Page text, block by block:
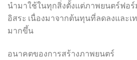
นำมาใช้ในทุกสิ่งตั้งแต่ภาพยนตร์ฟอ
อิสระ เนื่องมาจากต้นทุนที่ลดลงและเ
มากขึ้น
อนาคตของการสร้างภาพยนตร์